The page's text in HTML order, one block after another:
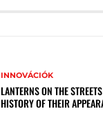
INNOVÁCIÓK
LANTERNS ON THE
HISTORY OF THEIR